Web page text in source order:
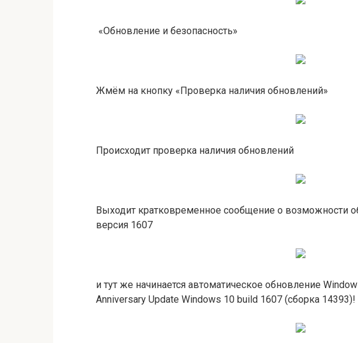
«Обновление и безопасность»
Жмём на кнопку «Проверка наличия обновлений»
Происходит проверка наличия обновлений
Выходит кратковременное сообщение о возможности
версия 1607
и тут же начинается автоматическое обновление
Anniversary Update Windows 10 build 1607 (сборка 14393)!